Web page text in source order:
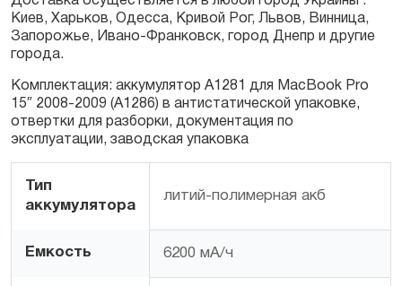
Киев, Харьков, Одесса, Кривой Рог, Львов, Винница,
Запорожье, Ивано-Франковск, город Днепр и другие
города.
Комплектация: аккумулятор A1281 для MacBook Pro
15″ 2008-2009 (A1286) в антистатической упаковке,
отвертки для разборки, документация по
эксплуатации, заводская упаковка
Тип
аккумулятора
литий-полимерная акб
Емкость 6200 мА/ч